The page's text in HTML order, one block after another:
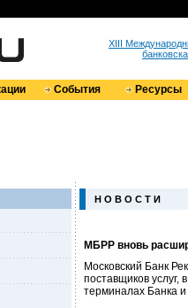
XIII
События Ресурсы
Н О В О С Т И
МБРР вновь
Московский Банк
поставщиков услуг,
терминалах Банка и